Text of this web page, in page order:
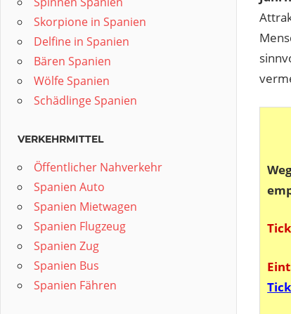
Skorpione in Spanien
Delfine in Spanien
Bären Spanien
Wölfe Spanien
Schädlinge Spanien
VERKEHRMITTEL
Öffentlicher Nahverkehr
Spanien Auto
Spanien Mietwagen
Spanien Flugzeug
Spanien Zug
Spanien Bus
Spanien Fähren